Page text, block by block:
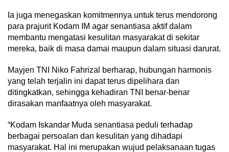
Ia juga menegaskan komitmennya untuk terus mendorong
para prajurit Kodam IM agar senantiasa aktif dalam
membantu mengatasi kesulitan masyarakat di sekitar
mereka, baik di masa damai maupun dalam situasi darurat.
Mayjen TNI Niko Fahrizal berharap, hubungan harmonis
yang telah terjalin ini dapat terus dipelihara dan
ditingkatkan, sehingga kehadiran TNI benar-benar
dirasakan manfaatnya oleh masyarakat.
“Kodam Iskandar Muda senantiasa peduli terhadap
berbagai persoalan dan kesulitan yang dihadapi
masyarakat. Hal ini merupakan wujud pelaksanaan tugas